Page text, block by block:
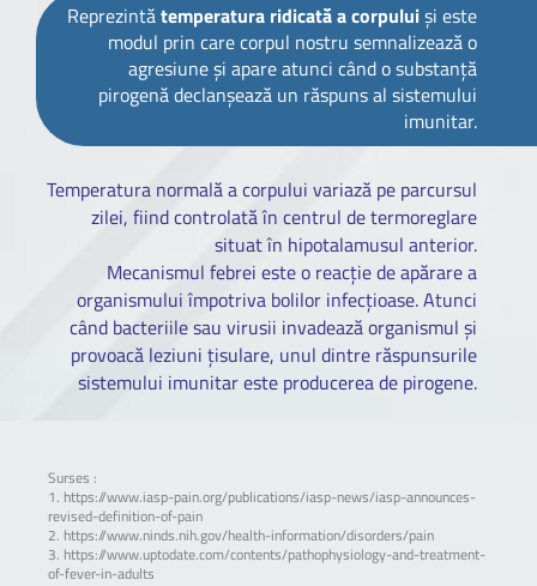
Reprezintătemperatura ridicată a corpuluiși este
modul prin care corpul nostru semnalizează o
agresiune și apare atunci când o substanță
pirogenă declanșează un răspuns al sistemului
imunitar.
Temperatura normală a corpului variază pe parcursul
zilei, fiind controlată în centrul de termoreglare
situat în hipotalamusul anterior.
Mecanismul febrei este o reacție de apărare a
organismului împotriva bolilor infecțioase. Atunci
când bacteriile sau virusii invadează organismul și
provoacă leziuni țisulare, unul dintre răspunsurile
sistemului imunitar este producerea de pirogene.
Surses :
1. https://www.iasp-pain.org/publications/iasp-news/iasp-announces-
revised-definition-of-pain
2. https://www.ninds.nih.gov/health-information/disorders/pain
3. https://www.uptodate.com/contents/pathophysiology-and-treatment-
of-fever-in-adults